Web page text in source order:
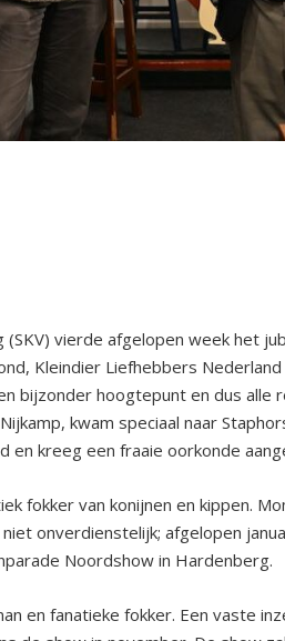
vierde afgelopen week het
Kleindier Liefhebbers
bijzonder hoogtepunt en dus
kwam speciaal naar
en kreeg een fraaie oorkonde
fokker van konijnen en kippen.
onverdienstelijk; afgelopen
Noordshow in Hardenberg.
en fanatieke fokker. Een vaste